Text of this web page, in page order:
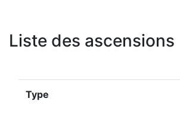
Liste des ascensions
Type